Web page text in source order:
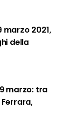
marzo 2021,
della
marzo: tra